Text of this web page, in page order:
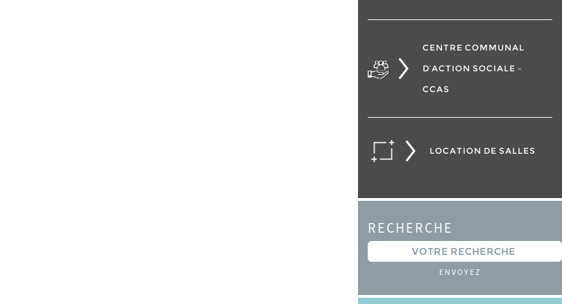
CENTRE COMMUNAL
D’ACTION SOCIALE –
CCAS
LOCATION DE SALLES
RECHERCHE
ENVOYEZ